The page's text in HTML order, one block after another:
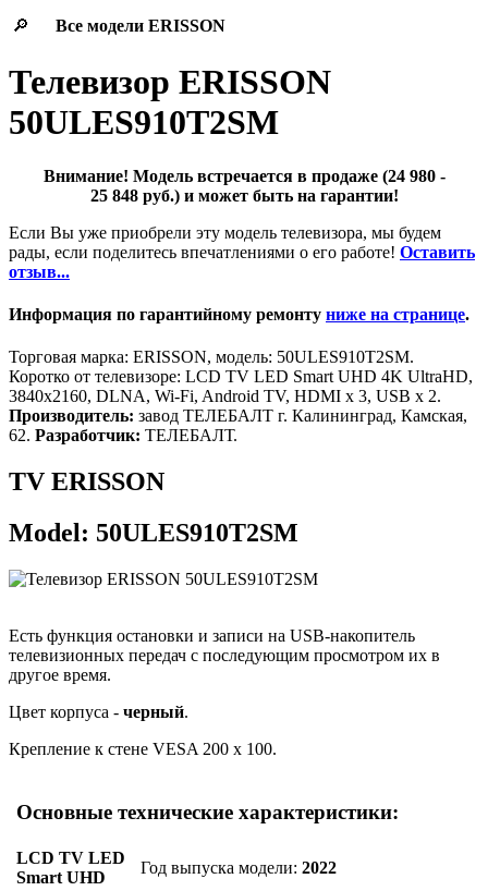
🔎 Все модели ERISSON
Телевизор ERISSON
50ULES910T2SM
Внимание! Модель встречается в продаже (24 980 -
25 848 руб.) и может быть на гарантии!
Если Вы уже приобрели эту модель телевизора, мы будем
рады, если поделитесь впечатлениями о его работе! Оставить
отзыв...
Информация по гарантийному ремонту ниже на странице.
Торговая марка: ERISSON, модель: 50ULES910T2SM.
Коротко от телевизоре: LCD TV LED Smart UHD 4K UltraHD,
3840x2160, DLNA, Wi-Fi, Android TV, HDMI х 3, USB х 2.
Производитель: завод ТЕЛЕБАЛТ г. Калининград, Камская,
62. Разработчик: ТЕЛЕБАЛТ.
TV ERISSON
Model: 50ULES910T2SM
Есть функция остановки и записи на USB-накопитель
телевизионных передач с последующим просмотром их в
другое время.
Цвет корпуса - черный.
Крепление к стене VESA 200 x 100.
Основные технические характеристики:
LCD TV LED
Smart UHD
Год выпуска модели:2022